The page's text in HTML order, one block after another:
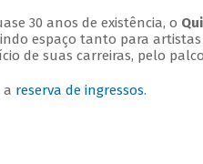
30 anos de existência, o
espaço tanto para
de suas carreiras, pelo
a reserva de ingressos.